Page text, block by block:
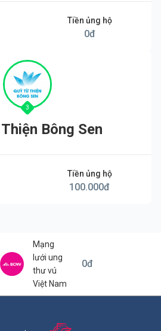
Tiền ủng hộ
0đ
3
Bông Sen
Tiền ủng hộ
100.000đ
Mạng
lưới ung
thư vú
Việt Nam
0đ